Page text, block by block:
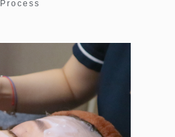
Process